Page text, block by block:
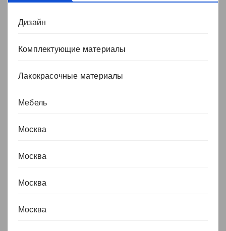
Дизайн
Комплектующие материалы
Лакокрасочные материалы
Мебель
Москва
Москва
Москва
Москва